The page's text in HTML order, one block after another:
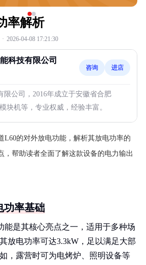
率解析
· 2026-04-08 17:21:30
科技有限公司
咨询 进店
限公司，2016年成立于安徽省合肥
块机等，专业权威，经验丰富。
L60的对外放电功能，解析其放电功率的
，帮助读者全面了解这款设备的电力输出
功率基础
能是其核心亮点之一，适用于多种场
放电功率可达3.3kW，足以满足大部
，露营时可为电烤炉、照明设备等